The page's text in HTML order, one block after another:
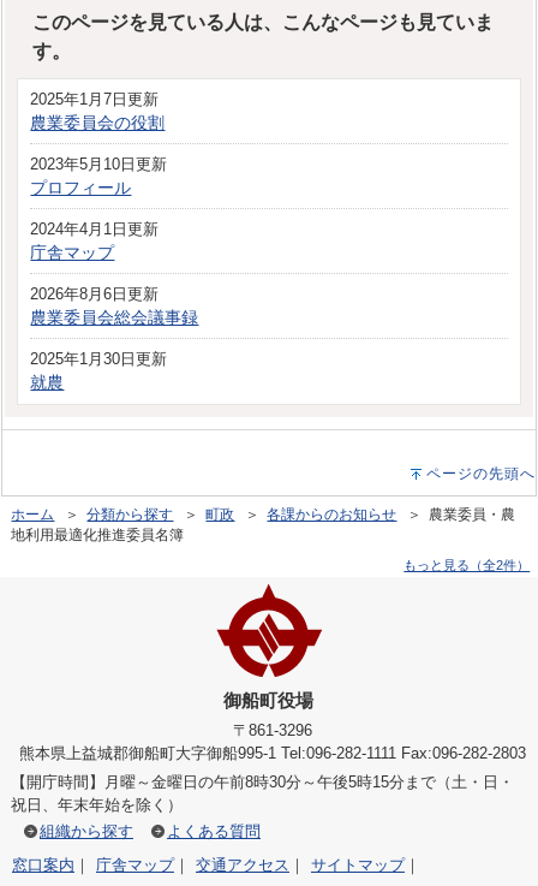
このページを見ている人は、こんなページも見ていま
す。
2025年1月7日更新
農業委員会の役割
2023年5月10日更新
プロフィール
2024年4月1日更新
庁舎マップ
2026年8月6日更新
農業委員会総会議事録
2025年1月30日更新
就農
ページの先頭へ
ホーム ＞分類から探す ＞町政 ＞各課からのお知らせ ＞ 農業委員・農
地利用最適化推進委員名簿
もっと見る（全2件）
御船町役場
〒861-3296
熊本県上益城郡御船町大字御船995-1 Tel:096-282-1111 Fax:096-282-2803
【開庁時間】月曜～金曜日の午前8時30分～午後5時15分まで（土・日・
祝日、年末年始を除く）
組織から探す
よくある質問
窓口案内 ｜ 庁舎マップ｜ 交通アクセス ｜ サイトマップ｜